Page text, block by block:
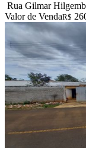
Rua Gilmar
Valor de VendaR$